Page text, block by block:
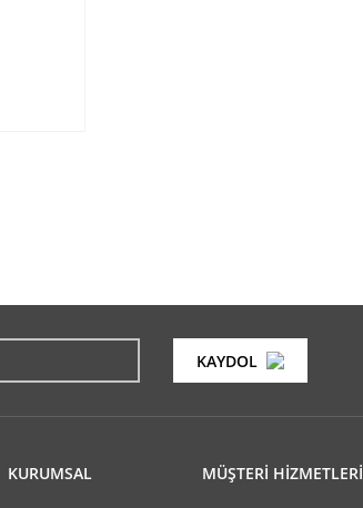
Yorum Yaz
KAYDOL
KURUMSAL MÜŞTERİ HİZMETLERİ